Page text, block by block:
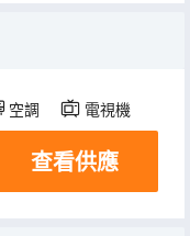
空調 電視機
查看供應